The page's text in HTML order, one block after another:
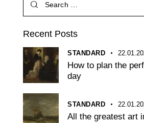
Recent Posts
STANDARD
How to plan the
day
STANDARD
All the greatest art